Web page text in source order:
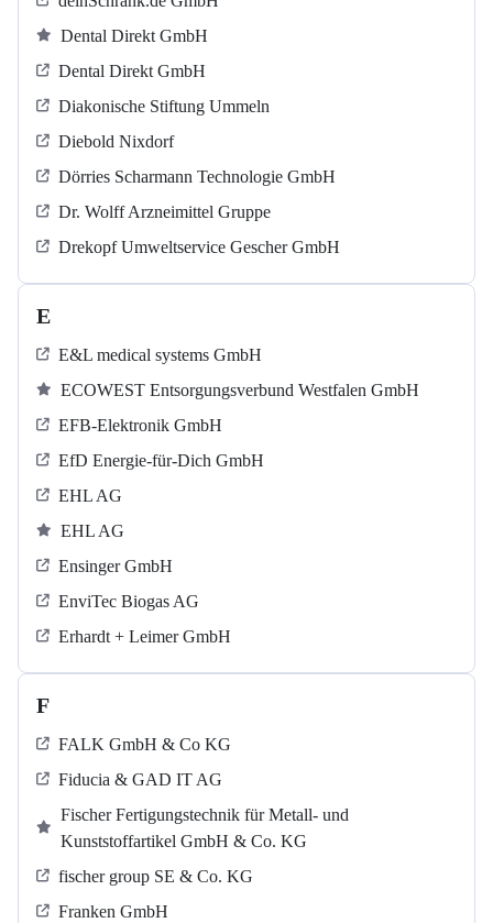
Dental Direkt GmbH
Dental Direkt GmbH
Diakonische Stiftung Ummeln
Diebold Nixdorf
Dörries Scharmann Technologie GmbH
Dr. Wolff Arzneimittel Gruppe
Drekopf Umweltservice Gescher GmbH
E
E&L medical systems GmbH
ECOWEST Entsorgungsverbund Westfalen GmbH
EFB-Elektronik GmbH
EfD Energie-für-Dich GmbH
EHL AG
EHL AG
Ensinger GmbH
EnviTec Biogas AG
Erhardt + Leimer GmbH
F
FALK GmbH & Co KG
Fiducia & GAD IT AG
Fischer Fertigungstechnik für Metall- und
Kunststoffartikel GmbH & Co. KG
fischer group SE & Co. KG
Franken GmbH